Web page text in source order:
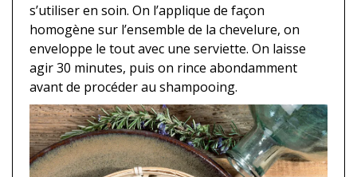
s’utiliser en soin. On l’applique de façon
homogène sur l’ensemble de la chevelure, on
enveloppe le tout avec une serviette. On laisse
agir 30 minutes, puis on rince abondamment
avant de procéder au shampooing.